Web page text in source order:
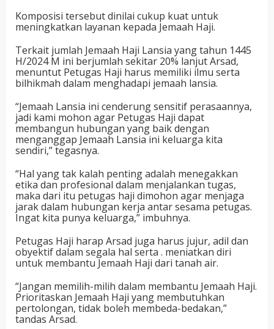
Komposisi tersebut dinilai cukup kuat untuk
meningkatkan layanan kepada Jemaah Haji.
Terkait jumlah Jemaah Haji Lansia yang tahun 1445
H/2024 M ini berjumlah sekitar 20% lanjut Arsad,
menuntut Petugas Haji harus memiliki ilmu serta
bilhikmah dalam menghadapi jemaah lansia.
“Jemaah Lansia ini cenderung sensitif perasaannya,
jadi kami mohon agar Petugas Haji dapat
membangun hubungan yang baik dengan
menganggap Jemaah Lansia ini keluarga kita
sendiri,” tegasnya.
“Hal yang tak kalah penting adalah menegakkan
etika dan profesional dalam menjalankan tugas,
maka dari itu petugas haji dimohon agar menjaga
jarak dalam hubungan kerja antar sesama petugas.
Ingat kita punya keluarga,” imbuhnya.
Petugas Haji harap Arsad juga harus jujur, adil dan
obyektif dalam segala hal serta . meniatkan diri
untuk membantu Jemaah Haji dari tanah air.
“Jangan memilih-milih dalam membantu Jemaah Haji.
Prioritaskan Jemaah Haji yang membutuhkan
pertolongan, tidak boleh membeda-bedakan,”
tandas Arsad.